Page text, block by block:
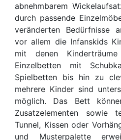
abnehmbarem
durch passende
veränderten Bedürfnisse
vor allem die Infanskids
mit denen
Einzelbetten mit
Spielbetten bis hin zu
mehrere Kinder sind
möglich. Das Bett
Zusatzelementen sowie
Tunnel, Kissen oder
und Musterpalette